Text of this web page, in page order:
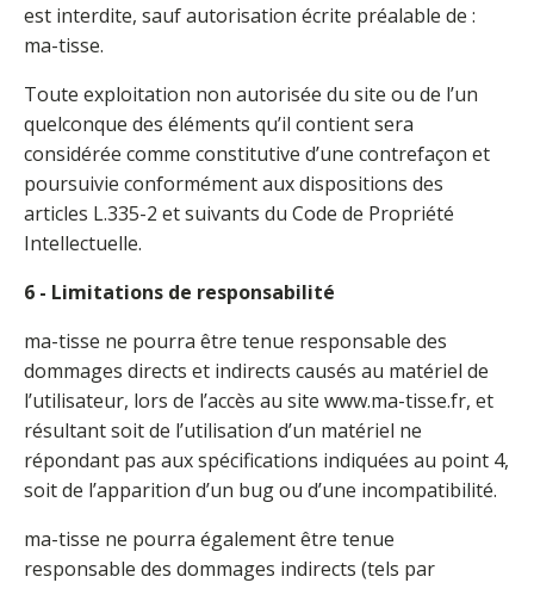
est interdite, sauf autorisation écrite préalable de :
ma-tisse.
Toute exploitation non autorisée du site ou de l’un
quelconque des éléments qu’il contient sera
considérée comme constitutive d’une contrefaçon et
poursuivie conformément aux dispositions des
articles L.335-2 et suivants du Code de Propriété
Intellectuelle.
6 - Limitations de responsabilité
ma-tisse ne pourra être tenue responsable des
dommages directs et indirects causés au matériel de
l’utilisateur, lors de l’accès au site www.ma-tisse.fr, et
résultant soit de l’utilisation d’un matériel ne
répondant pas aux spécifications indiquées au point 4,
soit de l’apparition d’un bug ou d’une incompatibilité.
ma-tisse ne pourra également être tenue
responsable des dommages indirects (tels par